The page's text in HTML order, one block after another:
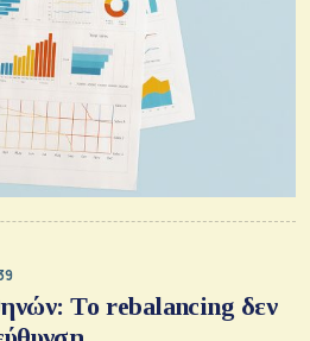
Τo rebalancing δεν